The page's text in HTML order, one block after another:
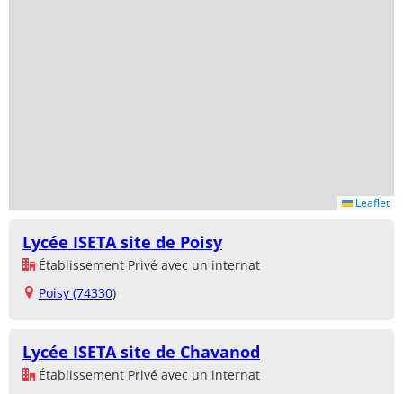
Leaflet
Lycée ISETA site de Poisy
Établissement Privé avec un internat
Poisy (74330)
Lycée ISETA site de Chavanod
Établissement Privé avec un internat